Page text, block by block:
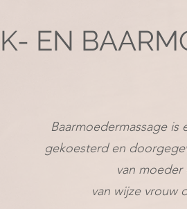
EN
Baarmoedermassage
gekoesterd en
van
van wijze vrouw